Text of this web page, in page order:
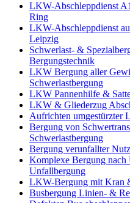
LKW-Abschleppdienst
Ring
LKW-Abschleppdienst
Leipzig
Schwerlast- &
Bergungstechnik
LKW Bergung aller
Schwerlastbergung
LKW Pannenhilfe &
LKW & Gliederzug
Aufrichten umgestürzter
Bergung von
Schwerlastbergung
Bergung verunfallter
Komplexe Bergung nach
Unfallbergung
LKW-Bergung mit Kran
Busbergung Linien- &